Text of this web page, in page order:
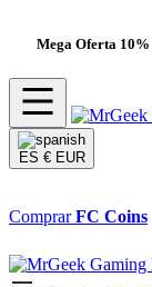
Mega Oferta 10%
ES € EUR
ComprarFC Coins